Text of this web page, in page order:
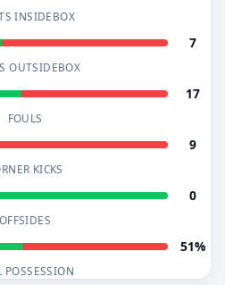
INSIDEBOX
7
OUTSIDEBOX
17
FOULS
9
KICKS
0
OFFSIDES
51%
POSSESSION